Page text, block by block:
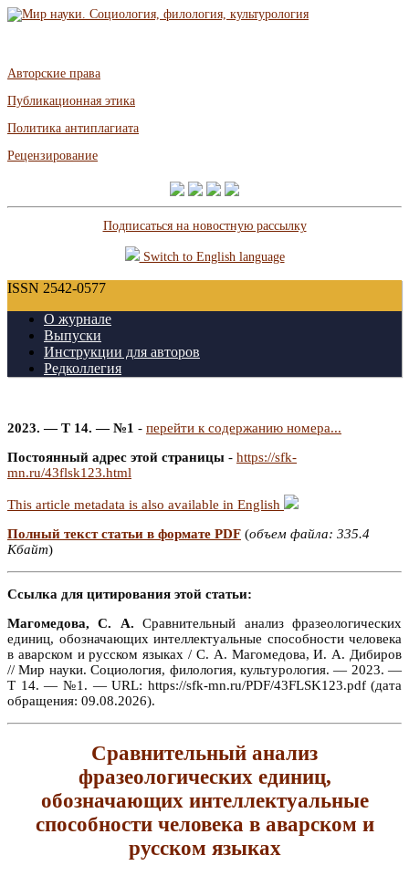
Авторские права
Публикационная этика
Политика антиплагиата
Рецензирование
Подписаться на новостную рассылку
Switch to English language
ISSN 2542-0577
О журнале
Выпуски
Инструкции для авторов
Редколлегия
2023. — Т 14. — №1 - перейти к содержанию номера...
Постоянный адрес этой страницы - https://sfk-
mn.ru/43flsk123.html
This article metadata is also available in English
Полный текст статьи в формате PDF (объем файла: 335.4
Кбайт)
Ссылка для цитирования этой статьи:
Магомедова, С. А. Сравнительный анализ фразеологических
единиц, обозначающих интеллектуальные способности человека
в аварском и русском языках / С. А. Магомедова, И. А. Дибиров
// Мир науки. Социология, филология, культурология. — 2023. —
Т 14. — №1. — URL: https://sfk-mn.ru/PDF/43FLSK123.pdf (дата
обращения: 09.08.2026).
Сравнительный анализ
фразеологических единиц,
обозначающих интеллектуальные
способности человека в аварском и
русском языках